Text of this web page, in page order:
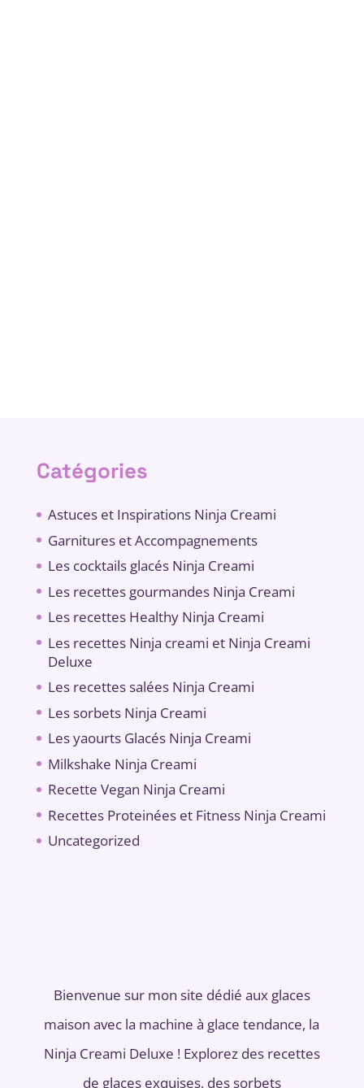
Catégories
Astuces et Inspirations Ninja Creami
Garnitures et Accompagnements
Les cocktails glacés Ninja Creami
Les recettes gourmandes Ninja Creami
Les recettes Healthy Ninja Creami
Les recettes Ninja creami et Ninja Creami
Deluxe
Les recettes salées Ninja Creami
Les sorbets Ninja Creami
Les yaourts Glacés Ninja Creami
Milkshake Ninja Creami
Recette Vegan Ninja Creami
Recettes Proteinées et Fitness Ninja Creami
Uncategorized
Bienvenue sur mon site dédié aux glaces
maison avec la machine à glace tendance, la
Ninja Creami Deluxe ! Explorez des recettes
de glaces exquises, des sorbets